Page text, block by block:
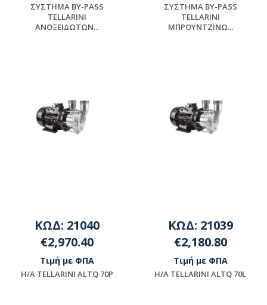
ΣΥΣΤΗΜΑ BY-PASS
TELLARINI
ΑΝΟΞΕΙΔΩΤΩΝ...
ΣΥΣΤΗΜΑ BY-PASS
TELLARINI
ΜΠΡΟΥΝΤΖΙΝΩ...
ΚΩΔ: 21040
€2,970.40
Τιμή με ΦΠΑ
Η/Α TELLARINI ALTQ 70P
ΚΩΔ: 21039
€2,180.80
Τιμή με ΦΠΑ
Η/Α TELLARINI ALTQ 70L